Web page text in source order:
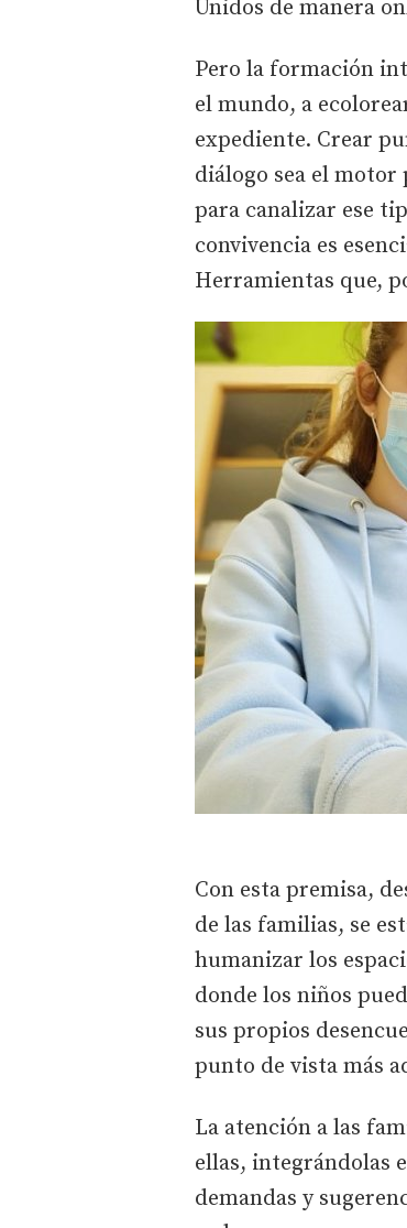
Unidos de manera
Pero la formación
el mundo, a
expediente. Crear
diálogo sea el
para canalizar ese
convivencia es
Herramientas que,
Con esta premisa,
de las familias, se
humanizar los
donde los niños
sus propios
punto de vista más
La atención a las
ellas, integrándolas
demandas y